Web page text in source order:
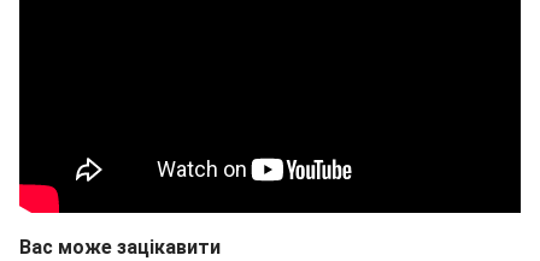
Вас може зацікавити